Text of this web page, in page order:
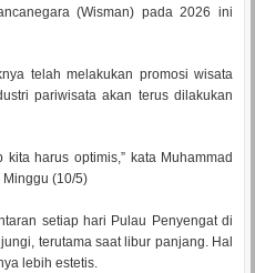
(Wisman) pada 2026 ini
telah melakukan promosi wisata
pariwisata akan terus dilakukan
harus optimis,” kata Muhammad
(10/5)
setiap hari Pulau Penyengat di
terutama saat libur panjang. Hal
lebih estetis.